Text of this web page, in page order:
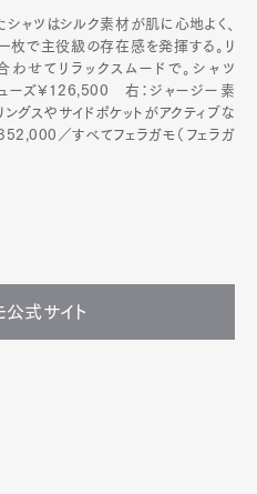
ャツはシルク素材が肌に心地よく、
枚で主役級の存在感を発揮する。リ
わせてリラックスムードで。シャツ
ーズ¥126,500 右：ジャージー素
ングスやサイドポケットがアクティブな
／すべてフェラガモ（フェラガ
公式サイト